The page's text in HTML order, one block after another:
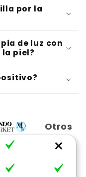
por la
de luz con
piel?
Otros